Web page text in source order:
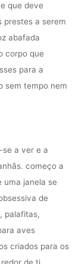
que deve
prestes a serem
abafada
corpo que
para a
sem tempo nem
a ver e a
começo a
uma janela se
de
palafitas,
aves
criados para os